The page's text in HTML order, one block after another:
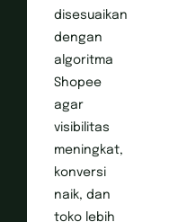
disesuaikan
dengan
algoritma
Shopee
agar
visibilitas
meningkat,
konversi
naik, dan
toko lebih